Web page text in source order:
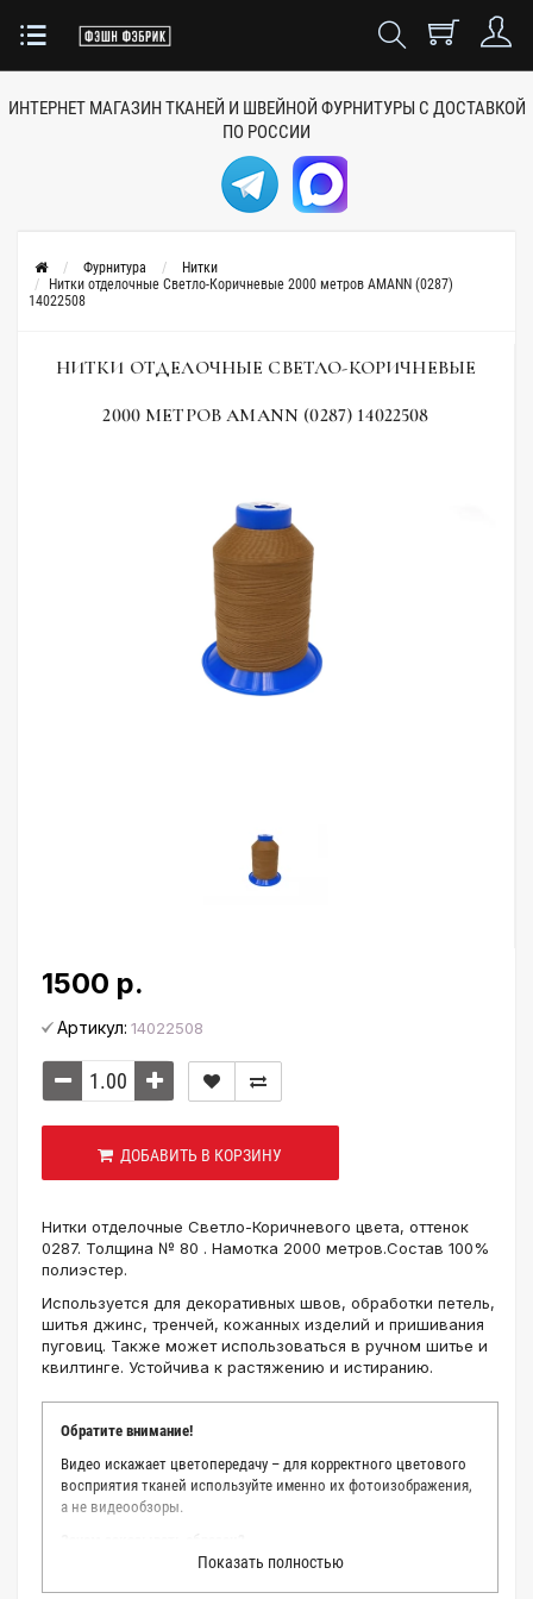
ИНТЕРНЕТ МАГАЗИН ТКАНЕЙ И ШВЕЙНОЙ ФУРНИТУРЫ С ДОСТАВКОЙ
ПО РОССИИ
Фурнитура
Нитки
Нитки отделочные Светло-Коричневые 2000 метров AMANN (0287)
14022508
НИТКИ ОТДЕЛОЧНЫЕ СВЕТЛО-КОРИЧНЕВЫЕ
2000 МЕТРОВ AMANN (0287) 14022508
1500 р.
Артикул: 14022508
ДОБАВИТЬ В КОРЗИНУ
Нитки отделочные Светло-Коричневого цвета, оттенок
0287. Толщина № 80 . Намотка 2000 метров.Состав 100%
полиэстер.
Используется для декоративных швов, обработки петель,
шитья джинс, тренчей, кожанных изделий и пришивания
пуговиц. Также может использоваться в ручном шитье и
квилтинге. Устойчива к растяжению и истиранию.
Обратите внимание!
Видео искажает цветопередачу – для корректного цветового
восприятия тканей используйте именно их фотоизображения,
а не видеообзоры.
Мы делаем все возможное, чтобы точно описать цвет каждой
ткани из нашего каталога. Мы осматриваем и фотографируем
Показать полностью